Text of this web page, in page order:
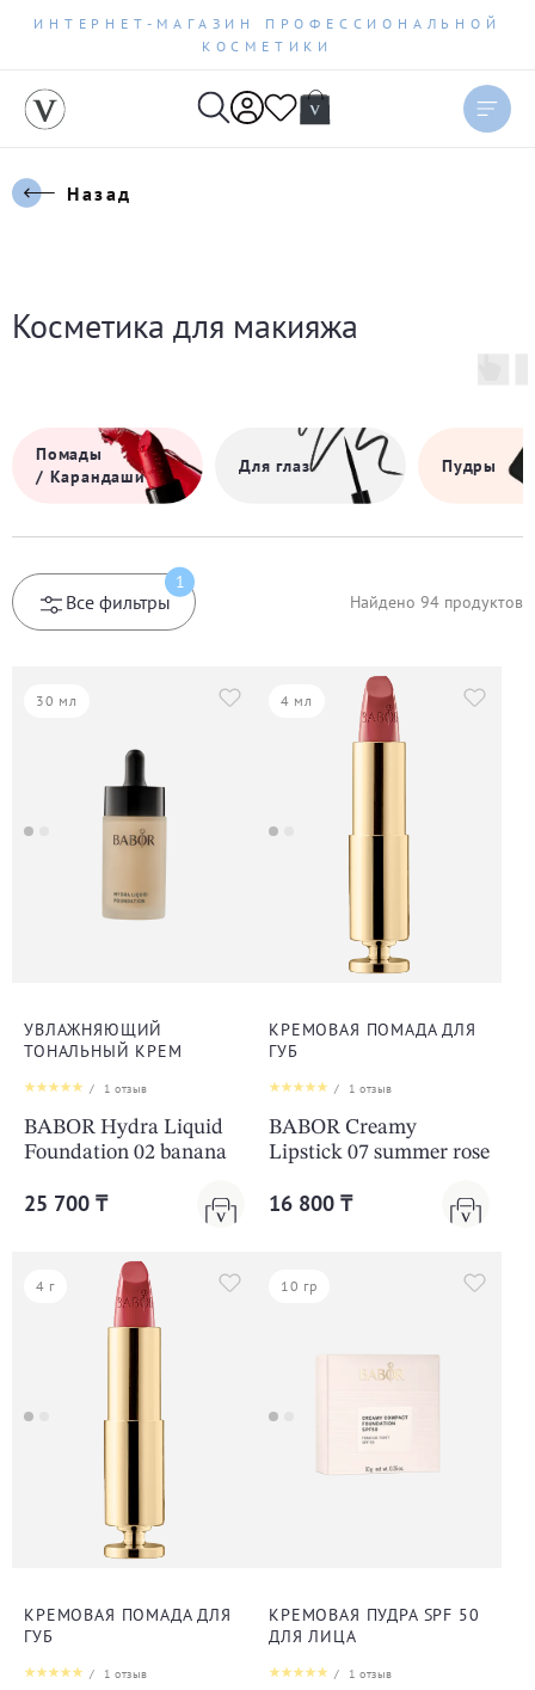
ИНТЕРНЕТ-МАГАЗИН ПРОФЕССИОНАЛЬНОЙ
КОСМЕТИКИ
Назад
Косметика для макияжа
Помады
/ Карандаши
Для глаз Пудры
Все фильтры
1
Найдено 94 продуктов
30 мл
УВЛАЖНЯЮЩИЙ
ТОНАЛЬНЫЙ КРЕМ
/ 1 отзыв
BABOR Hydra Liquid
Foundation 02 banana
25 700 ₸
4 мл
КРЕМОВАЯ ПОМАДА ДЛЯ
ГУБ
/ 1 отзыв
BABOR Creamy
Lipstick 07 summer rose
16 800 ₸
4 г
КРЕМОВАЯ ПОМАДА ДЛЯ
ГУБ
/ 1 отзыв
10 гр
КРЕМОВАЯ ПУДРА SPF 50
ДЛЯ ЛИЦА
/ 1 отзыв